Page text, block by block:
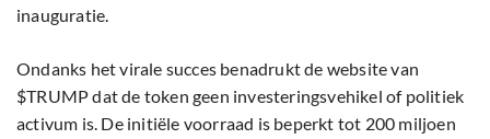
inauguratie.
Ondanks het virale succes benadrukt de website van
$TRUMP dat de token geen investeringsvehikel of politiek
activum is. De initiële voorraad is beperkt tot 200 miljoen